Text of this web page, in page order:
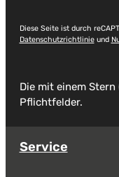
Diese Seite ist durch
Datenschutzrichtlinieund
Die mit einem
Pflichtfelder.
Service